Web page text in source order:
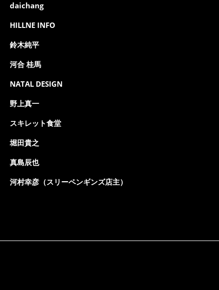
daichang
HILLNE INFO
鈴木純平
河合 桂馬
NATAL DESIGN
野上真一
スキレット食堂
堀田貴之
真島辰也
河村幸彦（スリーペンギンズ店主）